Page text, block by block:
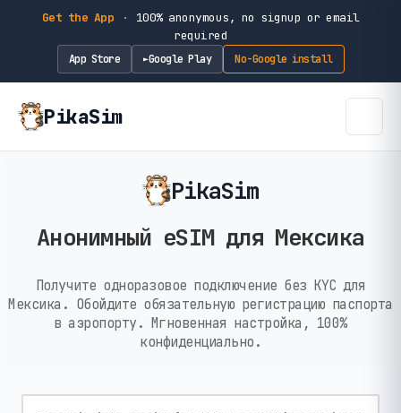
Get the App ·
100% anonymous, no signup or email
required
App Store ►Google Play No-Google install
PikaSim
PikaSim
Анонимный eSIM для Мексика
Получите одноразовое подключение без KYC для
Мексика. Обойдите обязательную регистрацию паспорта
в аэропорту. Мгновенная настройка, 100%
конфиденциально.